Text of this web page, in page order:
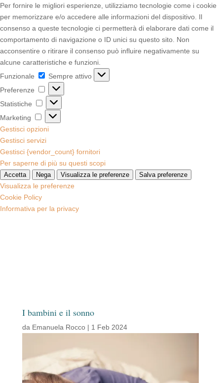
Per fornire le migliori esperienze, utilizziamo tecnologie come i cookie
per memorizzare e/o accedere alle informazioni del dispositivo. Il
consenso a queste tecnologie ci permetterà di elaborare dati come il
comportamento di navigazione o ID unici su questo sito. Non
acconsentire o ritirare il consenso può influire negativamente su
alcune caratteristiche e funzioni.
Funzionale
Funzionale
Sempre attivo
Preferenze
Preferenze
Statistiche Statistiche
Marketing
Marketing
Gestisci opzioni
Gestisci servizi
Gestisci {vendor_count} fornitori
Per saperne di più su questi scopi
Accetta Nega Visualizza le preferenze Salva preferenze
Visualizza le preferenze
Cookie Policy
Informativa per la privacy
I bambini e il sonno
da Emanuela Rocco| 1 Feb 2024